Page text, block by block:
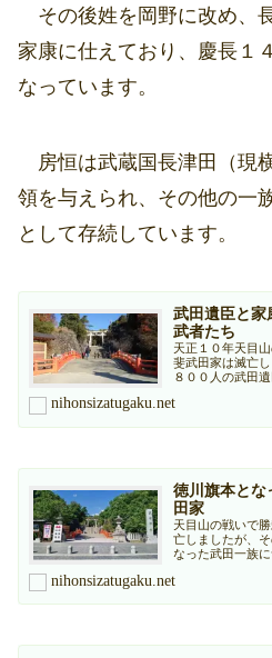
その後姓を岡野に改め、
家康に仕えており、慶長１
なっています。
房恒は武蔵国長津田（現
領を与えられ、その他の一
として存続しています。
武田遺臣と家
武者たち
天正１０年天目
斐武田家は滅亡
８００人の武田
nihonsizatugaku.net
徳川旗本とな
田家
天目山の戦いで
亡しましたが、
なった武田一族に
nihonsizatugaku.net